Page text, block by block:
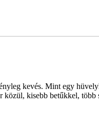
kevés. Mint egy
kisebb betűkkel,